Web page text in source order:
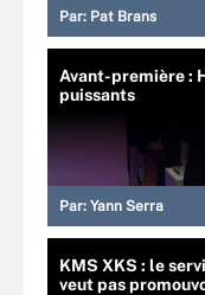
Par: Pat Brans
Avant-première :
puissants
Par: Yann Serra
KMS XKS : le
veut pas